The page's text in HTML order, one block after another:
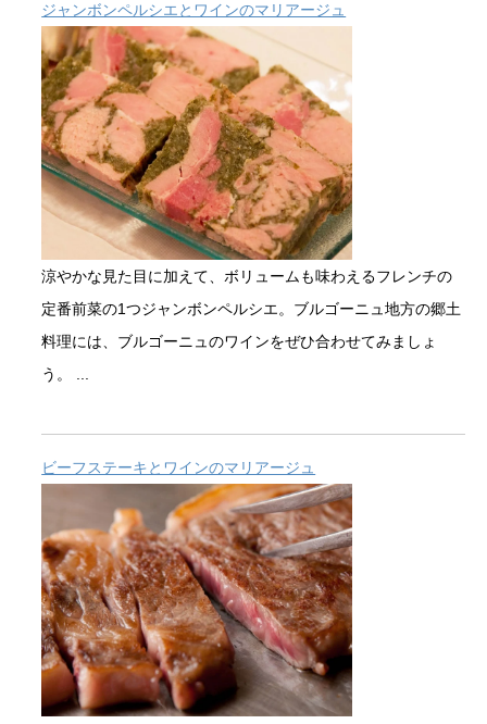
ジャンボンペルシエとワインのマリアージュ
涼やかな見た目に加えて、ボリュームも味わえるフレンチの
定番前菜の1つジャンボンペルシエ。ブルゴーニュ地方の郷土
料理には、ブルゴーニュのワインをぜひ合わせてみましょ
う。 ...
ビーフステーキとワインのマリアージュ